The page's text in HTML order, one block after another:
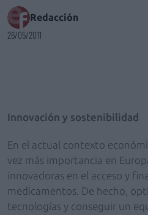
Redacción
26/05/2011
Innovación y sostenibilidad
En el actual contexto
vez más importancia en
innovadoras en el acceso y
medicamentos. De hecho,
tecnologías y conseguir un